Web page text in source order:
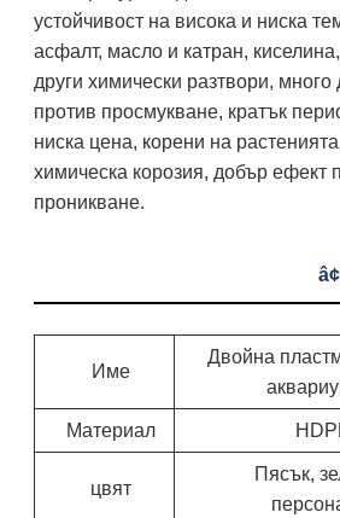
устойчивост на висока и ниска
асфалт, масло и катран,
други химически разтвори,
против просмукване, кратък
ниска цена, корени на
химическа корозия, добър ефект
проникване.
â¢
Име
Двойна
Материал
цвят
Пясък,